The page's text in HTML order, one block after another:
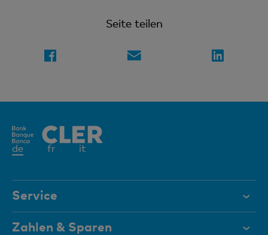
Seite teilen
deAktives
fr it
Service
Hilfe & Kontakt
Zahlen & Sparen